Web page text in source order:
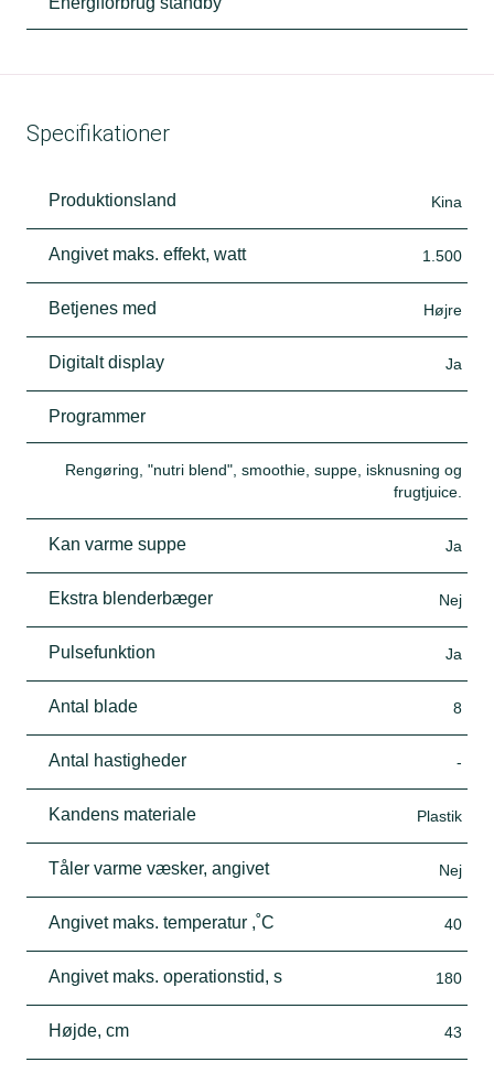
Specifikationer
Produktionsland Kina
Angivet maks. effekt, watt 1.500
Betjenes med Højre
Digitalt display Ja
Programmer
Rengøring, "nutri blend", smoothie, suppe, isknusning og
frugtjuice.
Kan varme suppe Ja
Ekstra blenderbæger Nej
Pulsefunktion Ja
Antal blade 8
Antal hastigheder -
Kandens materiale Plastik
Tåler varme væsker, angivet Nej
Angivet maks. temperatur ,˚C 40
Angivet maks. operationstid, s 180
Højde, cm 43